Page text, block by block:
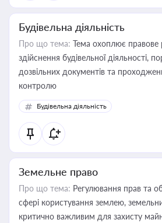
Будівельна діяльність
Про що тема: Тема охоплює правове
здійснення будівельної діяльності,
дозвільних документів та
контролю
Будівельна діяльність
Земельне право
Про що тема: Регулювання прав та
сфері користування землею,
критично важливим для захисту